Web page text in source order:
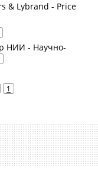
& Lybrand - Price
НИИ - Научно-
1